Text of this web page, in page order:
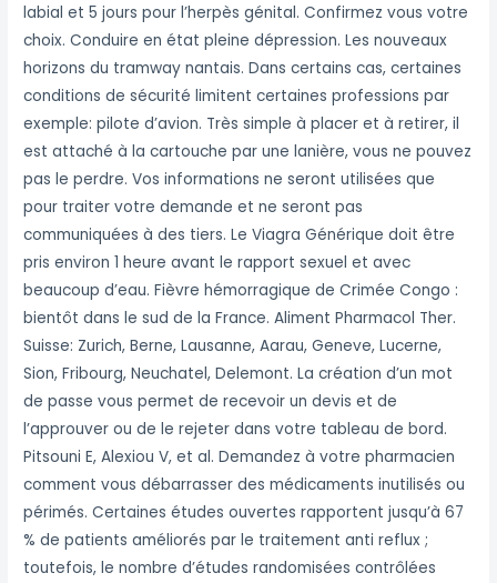
labial et 5 jours pour l’herpès génital. Confirmez vous votre
choix. Conduire en état pleine dépression. Les nouveaux
horizons du tramway nantais. Dans certains cas, certaines
conditions de sécurité limitent certaines professions par
exemple: pilote d’avion. Très simple à placer et à retirer, il
est attaché à la cartouche par une lanière, vous ne pouvez
pas le perdre. Vos informations ne seront utilisées que
pour traiter votre demande et ne seront pas
communiquées à des tiers. Le Viagra Générique doit être
pris environ 1 heure avant le rapport sexuel et avec
beaucoup d’eau. Fièvre hémorragique de Crimée Congo :
bientôt dans le sud de la France. Aliment Pharmacol Ther.
Suisse: Zurich, Berne, Lausanne, Aarau, Geneve, Lucerne,
Sion, Fribourg, Neuchatel, Delemont. La création d’un mot
de passe vous permet de recevoir un devis et de
l’approuver ou de le rejeter dans votre tableau de bord.
Pitsouni E, Alexiou V, et al. Demandez à votre pharmacien
comment vous débarrasser des médicaments inutilisés ou
périmés. Certaines études ouvertes rapportent jusqu’à 67
% de patients améliorés par le traitement anti reflux ;
toutefois, le nombre d’études randomisées contrôlées